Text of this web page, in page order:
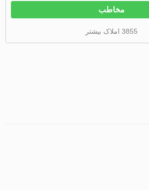
مخاطب
3855 املاک بیشتر